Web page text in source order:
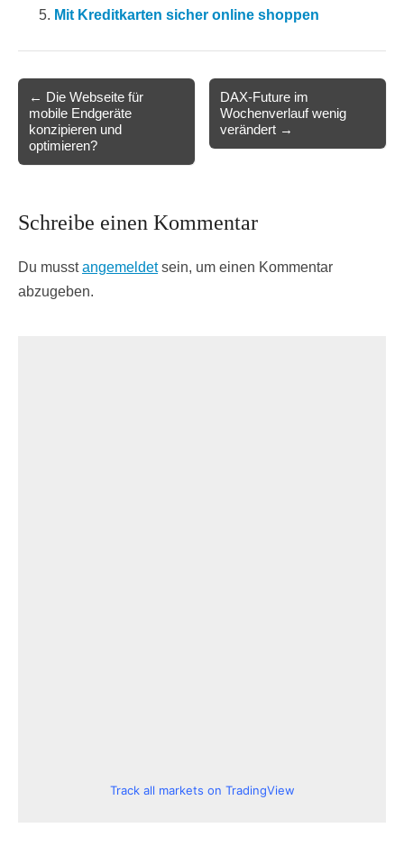
Mit Kreditkarten sicher online shoppen
navigation
← Die Webseite für
mobile Endgeräte
konzipieren und
optimieren?
DAX-Future im
Wochenverlauf wenig
verändert →
Schreibe einen Kommentar
Du musstangemeldetsein, um einen Kommentar
abzugeben.
Track all markets on TradingView